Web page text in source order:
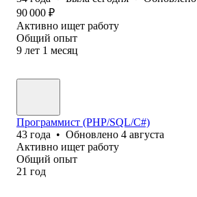
90 000 ₽
Активно ищет работу
Общий опыт
9 лет 1 месяц
Программист (PHP/SQL/C#)
43 года • Обновлено 4 августа
Активно ищет работу
Общий опыт
21 год